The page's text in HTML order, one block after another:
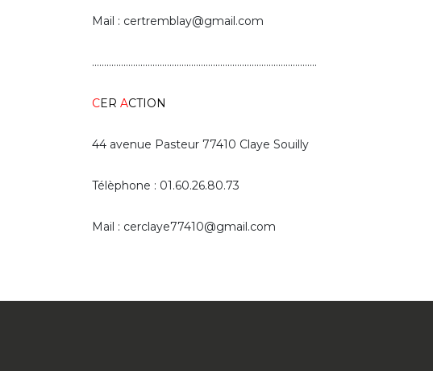
Mail : certremblay@gmail.com
.............................................................................................
CER ACTION
44 avenue Pasteur 77410 Claye Souilly
Télèphone : 01.60.26.80.73
Mail : cerclaye77410@gmail.com